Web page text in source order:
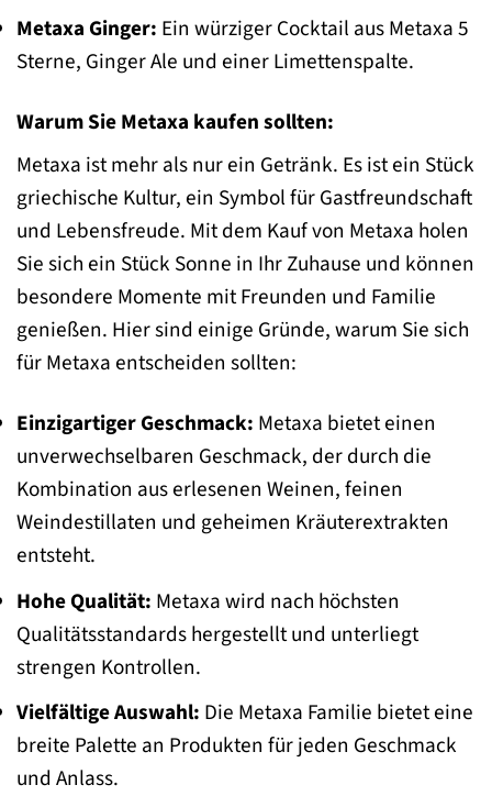
Metaxa Ginger: Ein würziger Cocktail aus Metaxa 5
Sterne, Ginger Ale und einer Limettenspalte.
Warum Sie Metaxa kaufen sollten:
Metaxa ist mehr als nur ein Getränk. Es ist ein Stück
griechische Kultur, ein Symbol für Gastfreundschaft
und Lebensfreude. Mit dem Kauf von Metaxa holen
Sie sich ein Stück Sonne in Ihr Zuhause und können
besondere Momente mit Freunden und Familie
genießen. Hier sind einige Gründe, warum Sie sich
für Metaxa entscheiden sollten:
Einzigartiger Geschmack: Metaxa bietet einen
unverwechselbaren Geschmack, der durch die
Kombination aus erlesenen Weinen, feinen
Weindestillaten und geheimen Kräuterextrakten
entsteht.
Hohe Qualität: Metaxa wird nach höchsten
Qualitätsstandards hergestellt und unterliegt
strengen Kontrollen.
Vielfältige Auswahl: Die Metaxa Familie bietet eine
breite Palette an Produkten für jeden Geschmack
und Anlass.